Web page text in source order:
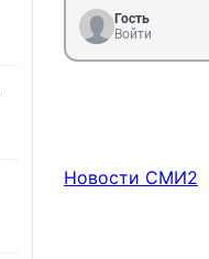
Гость
Войти
Новости СМИ2